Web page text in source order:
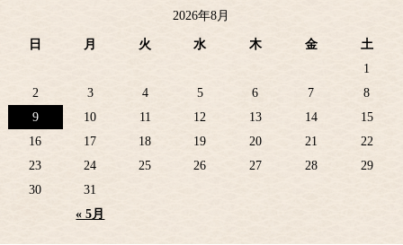
2026年8月
日 月 火 水 木 金 土
« 5月
1
2
3 4 5 6 7
8
9
10 11 12 13 14
15
16
17 18 19 20 21
22
23
24 25 26 27 28
29
30
31